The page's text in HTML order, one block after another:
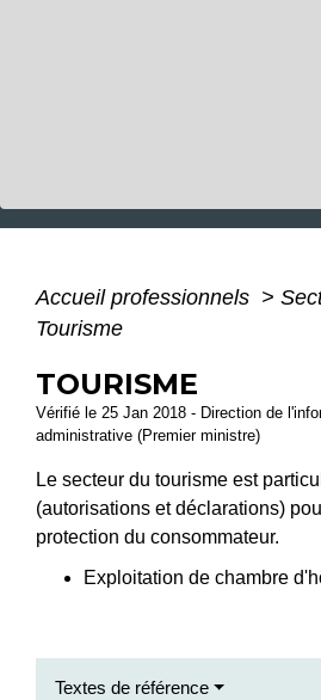
Accueil professionnels >
Tourisme
TOURISME
Vérifié le 25 Jan 2018 - Direction de
administrative (Premier ministre)
Le secteur du tourisme est
(autorisations et déclarations)
protection du consommateur.
Exploitation de chambre
Textes de référence